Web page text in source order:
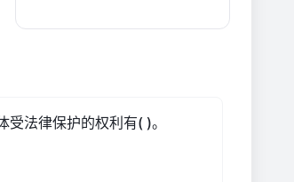
法律保护的权利有( )。